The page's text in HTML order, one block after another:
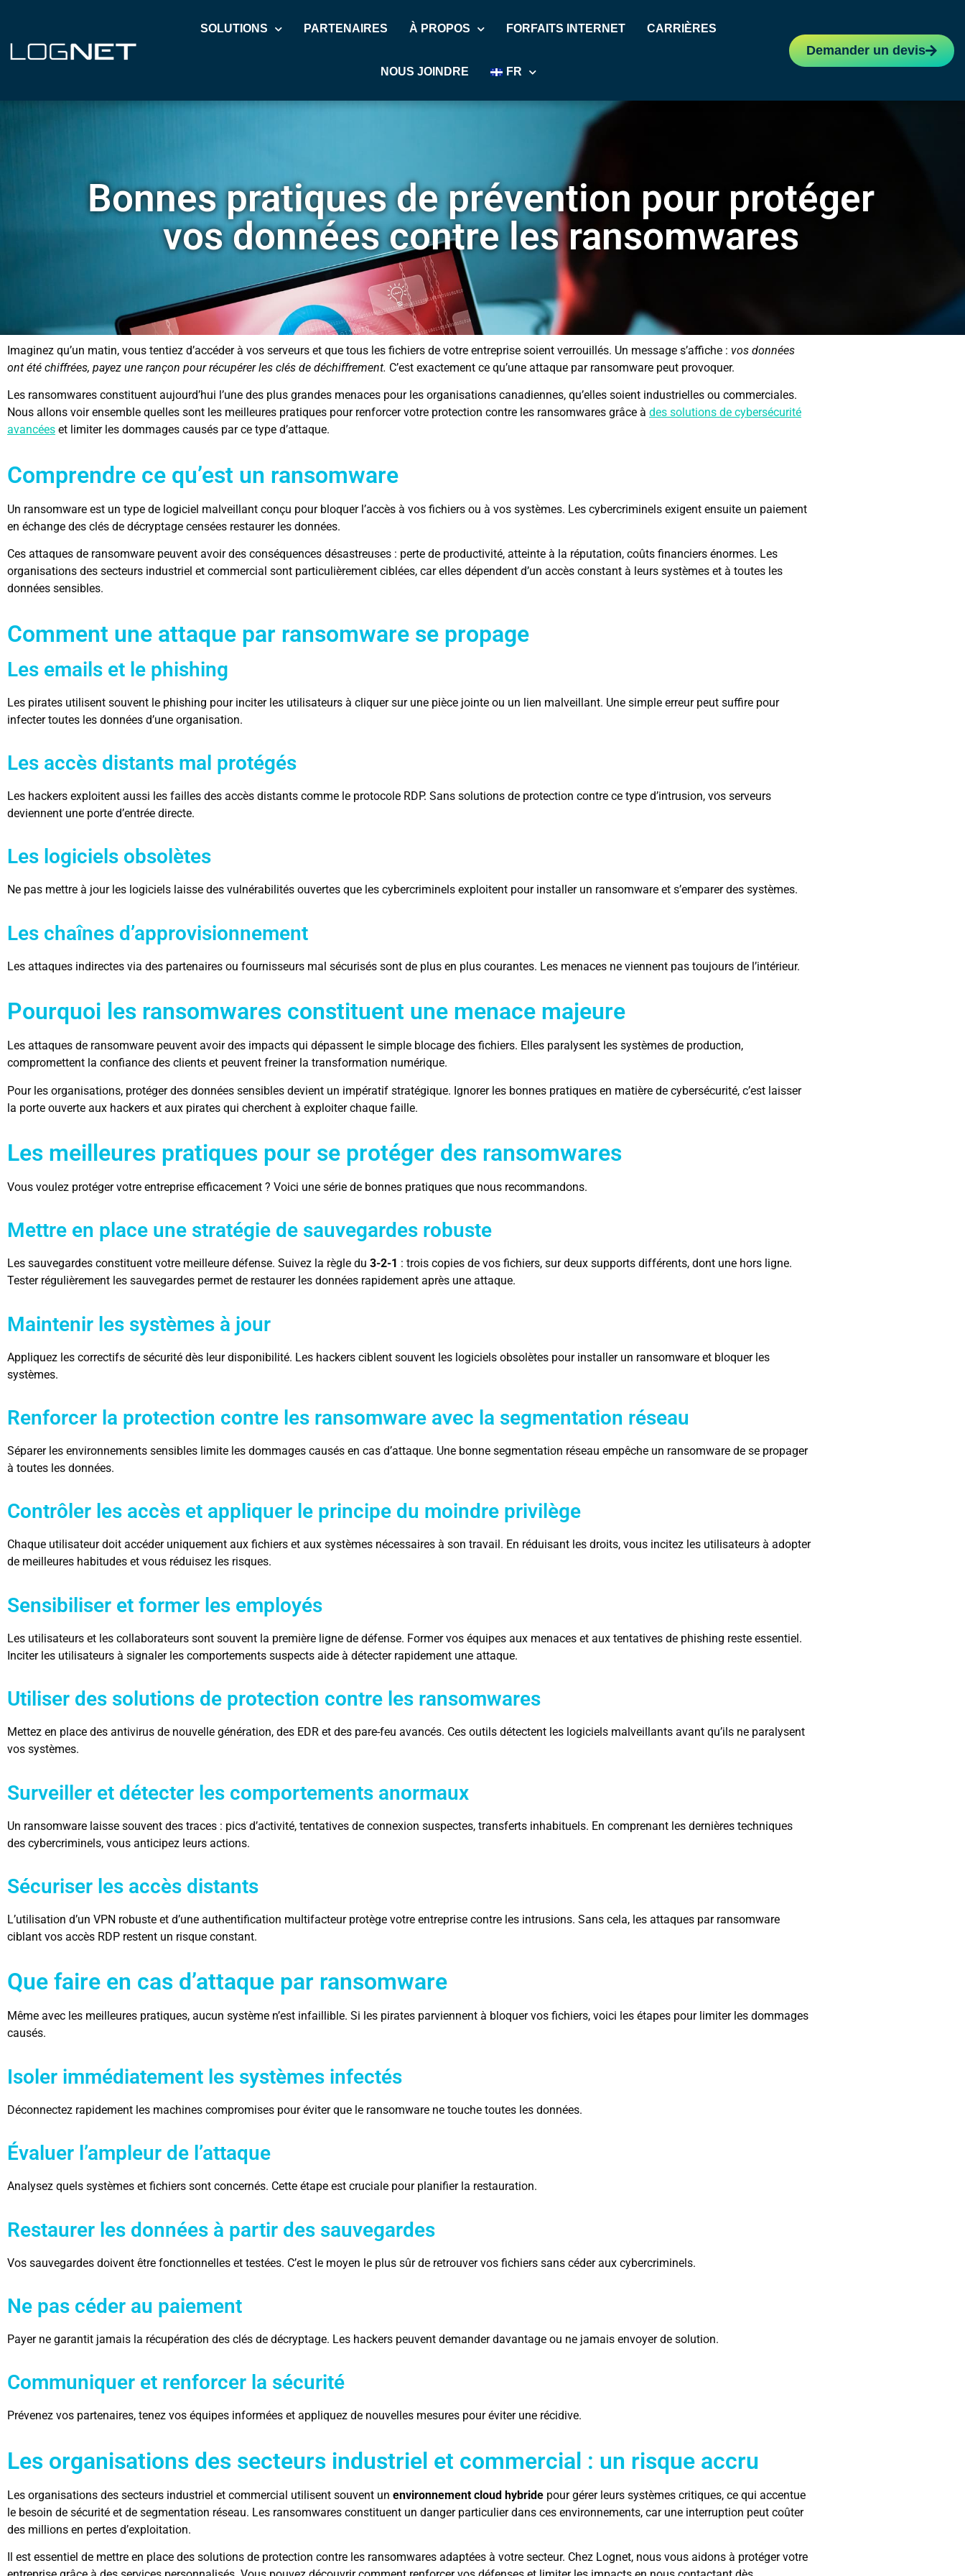
SOLUTIONS PARTENAIRES À PROPOS FORFAITS INTERNET CARRIÈRES
NOUS JOINDRE FR
Demander un devis
Bonnes pratiques de prévention pour protéger
vos données contre les ransomwares
Imaginez qu’un matin, vous tentiez d’accéder à vos serveurs et que tous les fichiers de votre entreprise soient verrouillés. Un message s’affiche : vos données
ont été chiffrées, payez une rançon pour récupérer les clés de déchiffrement. C’est exactement ce qu’une attaque par ransomware peut provoquer.
Les ransomwares constituent aujourd’hui l’une des plus grandes menaces pour les organisations canadiennes, qu’elles soient industrielles ou commerciales.
Nous allons voir ensemble quelles sont les meilleures pratiques pour renforcer votre protection contre les ransomwares grâce à des solutions de cybersécurité
avancées et limiter les dommages causés par ce type d’attaque.
Comprendre ce qu’est un ransomware
Un ransomware est un type de logiciel malveillant conçu pour bloquer l’accès à vos fichiers ou à vos systèmes. Les cybercriminels exigent ensuite un paiement
en échange des clés de décryptage censées restaurer les données.
Ces attaques de ransomware peuvent avoir des conséquences désastreuses : perte de productivité, atteinte à la réputation, coûts financiers énormes. Les
organisations des secteurs industriel et commercial sont particulièrement ciblées, car elles dépendent d’un accès constant à leurs systèmes et à toutes les
données sensibles.
Comment une attaque par ransomware se propage
Les emails et le phishing
Les pirates utilisent souvent le phishing pour inciter les utilisateurs à cliquer sur une pièce jointe ou un lien malveillant. Une simple erreur peut suffire pour
infecter toutes les données d’une organisation.
Les accès distants mal protégés
Les hackers exploitent aussi les failles des accès distants comme le protocole RDP. Sans solutions de protection contre ce type d’intrusion, vos serveurs
deviennent une porte d’entrée directe.
Les logiciels obsolètes
Ne pas mettre à jour les logiciels laisse des vulnérabilités ouvertes que les cybercriminels exploitent pour installer un ransomware et s’emparer des systèmes.
Les chaînes d’approvisionnement
Les attaques indirectes via des partenaires ou fournisseurs mal sécurisés sont de plus en plus courantes. Les menaces ne viennent pas toujours de l’intérieur.
Pourquoi les ransomwares constituent une menace majeure
Les attaques de ransomware peuvent avoir des impacts qui dépassent le simple blocage des fichiers. Elles paralysent les systèmes de production,
compromettent la confiance des clients et peuvent freiner la transformation numérique.
Pour les organisations, protéger des données sensibles devient un impératif stratégique. Ignorer les bonnes pratiques en matière de cybersécurité, c’est laisser
la porte ouverte aux hackers et aux pirates qui cherchent à exploiter chaque faille.
Les meilleures pratiques pour se protéger des ransomwares
Vous voulez protéger votre entreprise efficacement ? Voici une série de bonnes pratiques que nous recommandons.
Mettre en place une stratégie de sauvegardes robuste
Les sauvegardes constituent votre meilleure défense. Suivez la règle du 3-2-1 : trois copies de vos fichiers, sur deux supports différents, dont une hors ligne.
Tester régulièrement les sauvegardes permet de restaurer les données rapidement après une attaque.
Maintenir les systèmes à jour
Appliquez les correctifs de sécurité dès leur disponibilité. Les hackers ciblent souvent les logiciels obsolètes pour installer un ransomware et bloquer les
systèmes.
Renforcer la protection contre les ransomware avec la segmentation réseau
Séparer les environnements sensibles limite les dommages causés en cas d’attaque. Une bonne segmentation réseau empêche un ransomware de se propager
à toutes les données.
Contrôler les accès et appliquer le principe du moindre privilège
Chaque utilisateur doit accéder uniquement aux fichiers et aux systèmes nécessaires à son travail. En réduisant les droits, vous incitez les utilisateurs à adopter
de meilleures habitudes et vous réduisez les risques.
Sensibiliser et former les employés
Les utilisateurs et les collaborateurs sont souvent la première ligne de défense. Former vos équipes aux menaces et aux tentatives de phishing reste essentiel.
Inciter les utilisateurs à signaler les comportements suspects aide à détecter rapidement une attaque.
Utiliser des solutions de protection contre les ransomwares
Mettez en place des antivirus de nouvelle génération, des EDR et des pare-feu avancés. Ces outils détectent les logiciels malveillants avant qu’ils ne paralysent
vos systèmes.
Surveiller et détecter les comportements anormaux
Un ransomware laisse souvent des traces : pics d’activité, tentatives de connexion suspectes, transferts inhabituels. En comprenant les dernières techniques
des cybercriminels, vous anticipez leurs actions.
Sécuriser les accès distants
L’utilisation d’un VPN robuste et d’une authentification multifacteur protège votre entreprise contre les intrusions. Sans cela, les attaques par ransomware
ciblant vos accès RDP restent un risque constant.
Que faire en cas d’attaque par ransomware
Même avec les meilleures pratiques, aucun système n’est infaillible. Si les pirates parviennent à bloquer vos fichiers, voici les étapes pour limiter les dommages
causés.
Isoler immédiatement les systèmes infectés
Déconnectez rapidement les machines compromises pour éviter que le ransomware ne touche toutes les données.
Évaluer l’ampleur de l’attaque
Analysez quels systèmes et fichiers sont concernés. Cette étape est cruciale pour planifier la restauration.
Restaurer les données à partir des sauvegardes
Vos sauvegardes doivent être fonctionnelles et testées. C’est le moyen le plus sûr de retrouver vos fichiers sans céder aux cybercriminels.
Ne pas céder au paiement
Payer ne garantit jamais la récupération des clés de décryptage. Les hackers peuvent demander davantage ou ne jamais envoyer de solution.
Communiquer et renforcer la sécurité
Prévenez vos partenaires, tenez vos équipes informées et appliquez de nouvelles mesures pour éviter une récidive.
Les organisations des secteurs industriel et commercial : un risque accru
Les organisations des secteurs industriel et commercial utilisent souvent un environnement cloud hybride pour gérer leurs systèmes critiques, ce qui accentue
le besoin de sécurité et de segmentation réseau. Les ransomwares constituent un danger particulier dans ces environnements, car une interruption peut coûter
des millions en pertes d’exploitation.
Il est essentiel de mettre en place des solutions de protection contre les ransomwares adaptées à votre secteur. Chez Lognet, nous vous aidons à protéger votre